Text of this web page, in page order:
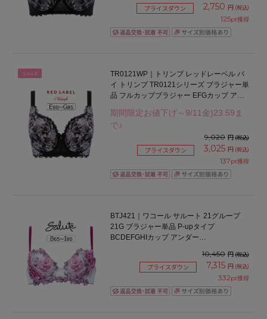
プライスダウン 2,750 円 (税込)
125pt獲得
SALE
TR0121WP｜トリンプ レッドレーベル バ
イ トリンプ TR0121シリーズ ブラジャー単
品 フルカップブラジャー EFGカップ アン
期間限定お値下げ～9/11金)23:59ま
で♪
9,020 円(税込)
プライスダウン 3,025 円 (税込)
137pt獲得
BTJ421｜ワコール サルート 21グループ
21G ブラジャー単品 P-upタイプ
BCDEFGHIカップ アンダー
10,450 円(税込)
プライスダウン 7,315 円 (税込)
332pt獲得